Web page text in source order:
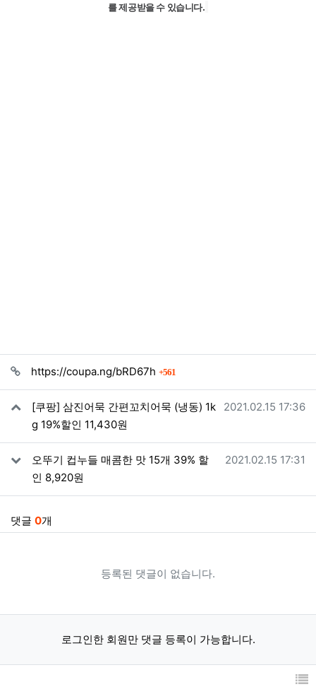
를 제공받을 수 있습니다.
관련자료
https://coupa.ng/bRD67h 561
[쿠팡] 삼진어묵 간편꼬치어묵 (냉동) 1k
g 19%할인 11,430원
작성일
2021.02.15 17:36
오뚜기 컵누들 매콤한 맛 15개 39% 할
인 8,920원
작성일
2021.02.15 17:31
댓글 0개
등록된 댓글이 없습니다.
로그인한 회원만 댓글 등록이 가능합니다.